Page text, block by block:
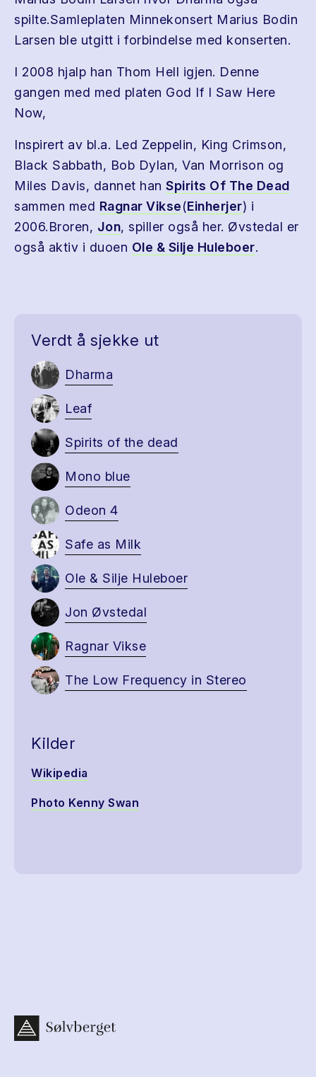
spilte.Samleplaten Minnekonsert Marius Bodin
Larsen ble utgitt i forbindelse med konserten.
I 2008 hjalp han Thom Hell igjen. Denne
gangen med med platen God If I Saw Here
Now,
Inspirert av bl.a. Led Zeppelin, King Crimson,
Black Sabbath, Bob Dylan, Van Morrison og
Miles Davis, dannet han Spirits Of The Dead
sammen med Ragnar Vikse(Einherjer) i
2006.Broren, Jon, spiller også her. Øvstedal er
også aktiv i duoen Ole & Silje Huleboer.
Verdt å sjekke ut
Dharma
Leaf
Spirits of the dead
Mono blue
Odeon 4
Safe as Milk
Ole & Silje Huleboer
Jon Øvstedal
Ragnar Vikse
The Low Frequency in Stereo
Kilder
Wikipedia
Photo Kenny Swan